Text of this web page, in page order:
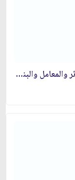
الموضوع: فريضة صلاة الجماعة في الدوائر والمعامل والبنوك خلال ساعات العمل الاداري‏